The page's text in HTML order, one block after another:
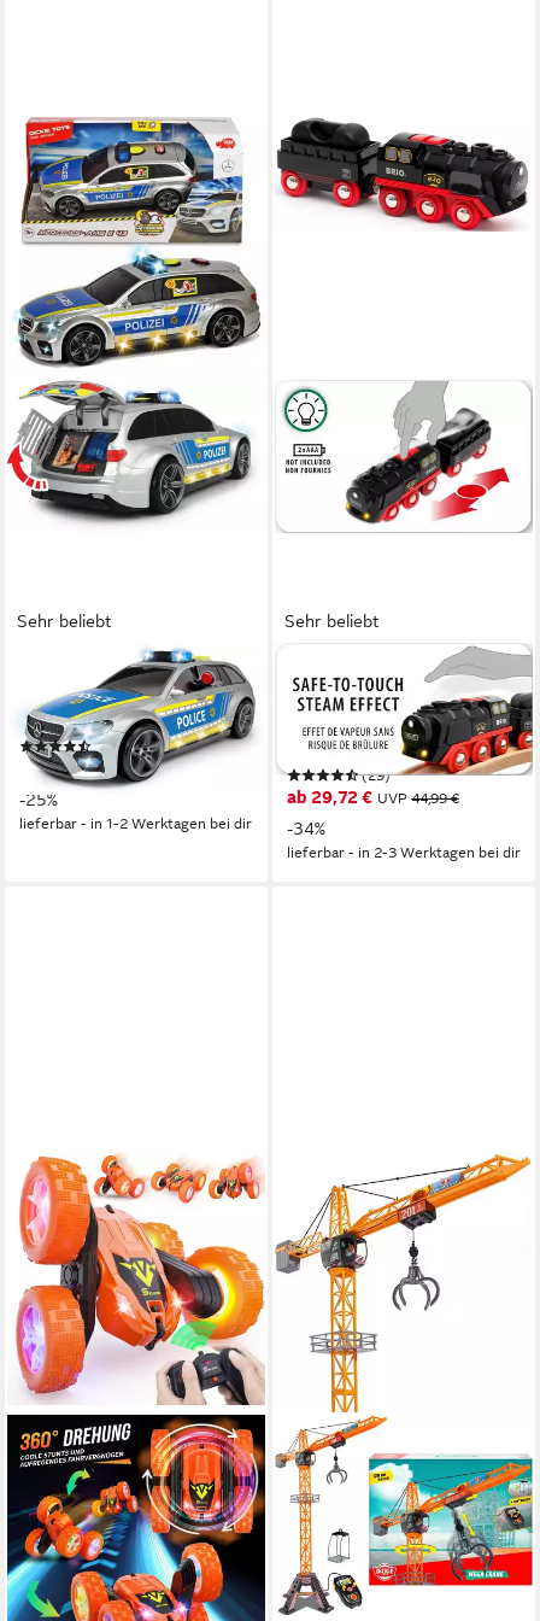
Sehr beliebt
Spielzeug-Polizei Mercedes
AMG E43
(43)
ab 26,38 € UVP34,99 €
-25%
lieferbar - in 1-2 Werktagen bei dir
Sehr beliebt
Spielzeug-Zug Batterie-
Dampflok mit Wassertank, mit
Licht- und Dampffunktion
(29)
ab 29,72 € UVP 44,99 €
-34%
lieferbar - in 2-3 Werktagen bei dir